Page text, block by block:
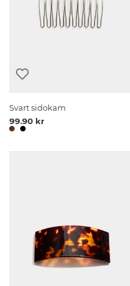
Svart sidokam
99.90 kr